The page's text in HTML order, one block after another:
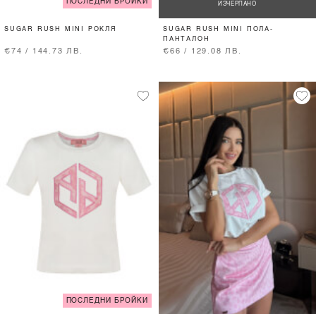
SUGAR RUSH MINI РОКЛЯ
€74 / 144.73 ЛВ.
ИЗЧЕРПАНО
SUGAR RUSH MINI ПОЛА-
ПАНТАЛОН
€66 / 129.08 ЛВ.
ПОСЛЕДНИ БРОЙКИ